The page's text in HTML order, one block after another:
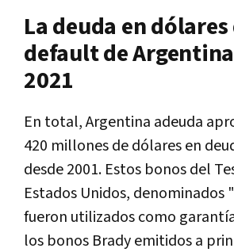
La deuda en
default de
2021
En total, Argentina adeuda
420 millones de dólares en
desde 2001. Estos bonos del
Estados Unidos, denominados
fueron utilizados como
los bonos Brady emitidos a